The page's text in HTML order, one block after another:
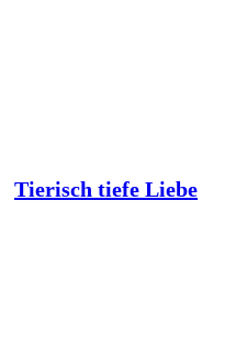
Tierisch tiefe Liebe